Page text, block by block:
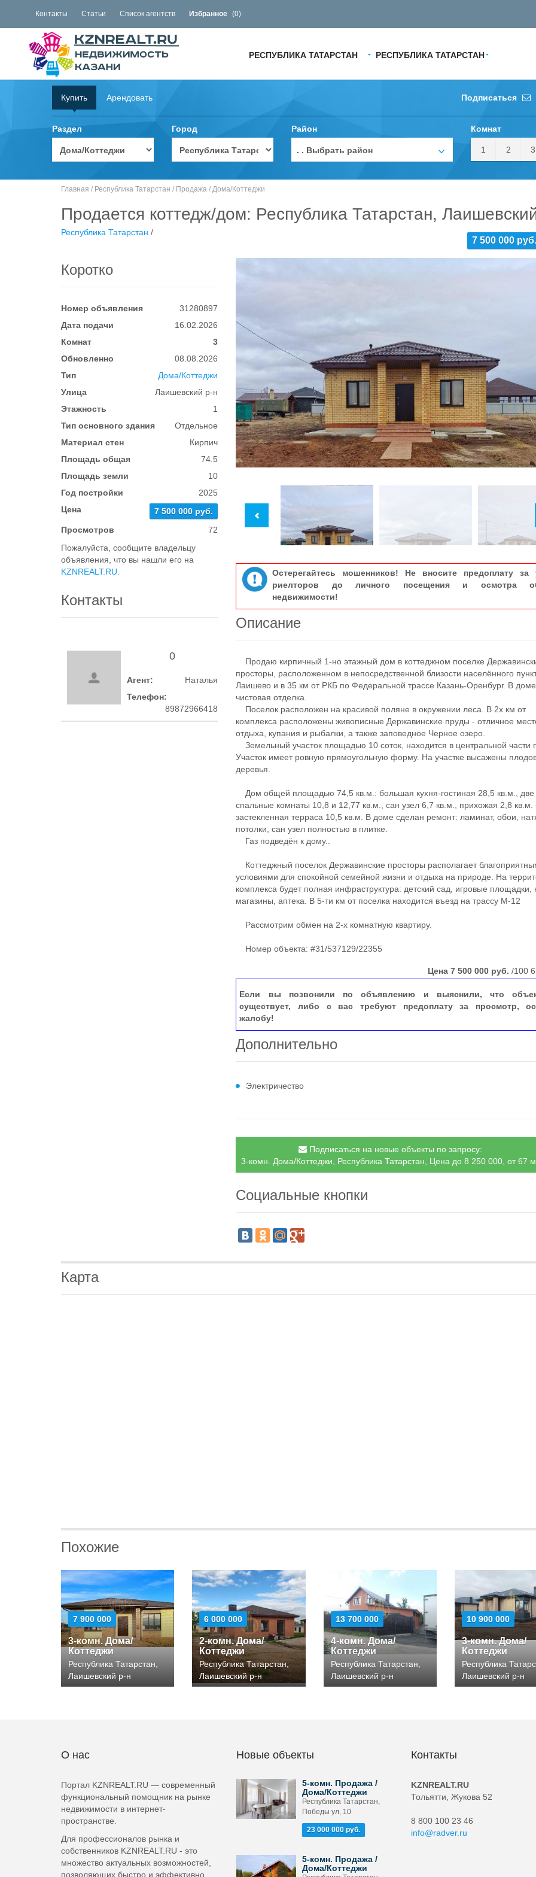
Контакты Статьи Список агентств Избранное (0)
РЕСПУБЛИКА ТАТАРСТАН РЕСПУБЛИКА ТАТАРСТАН
Купить Арендовать Подписаться
Раздел Город Район
. . Выбрать район
Комнат
1 2 3
Главная / Республика Татарстан / Продажа / Дома/Коттеджи
Продается коттедж/дом: Республика Татарстан,
7 500 000 руб.
Республика Татарстан /
Коротко
Номер объявления
31280897
Дата подачи
16.02.2026
Комнат
3
Обновленно
08.08.2026
Тип
Дома/Коттеджи
Улица
Лаишевский р-н
Этажность
1
Тип основного здания
Отдельное
Материал стен
Кирпич
Площадь общая
74.5
Площадь земли
10
Год постройки
2025
Цена
7 500 000 руб.
Просмотров
72
Пожалуйста, сообщите владельцу
объявления, что вы нашли его на
KZNREALT.RU
Контакты
0
Агент:
Наталья
Телефон:
89872966418
Остерегайтесь мошенников! Не вносите предоплату за
риелторов до личного посещения и осмотра
недвижимости!
Описание
Продаю кирпичный 1-но этажный дом в коттеджном поселке
просторы, расположенном в непосредственной близости населённого
Лаишево и в 35 км от РКБ по Федеральной трассе Казань-Оренбург. В доме
чистовая отделка.
Поселок расположен на красивой поляне в окружении леса. В 2х км от
комплекса расположены живописные Державинские пруды - отличное
отдыха, купания и рыбалки, а также заповедное Черное озеро.
Земельный участок площадью 10 соток, находится в центральной части
Участок имеет ровную прямоугольную форму. На участке высажены
деревья.
Дом общей площадью 74,5 кв.м.: большая кухня-гостиная 28,5 кв.м., две
спальные комнаты 10,8 и 12,77 кв.м., сан узел 6,7 кв.м., прихожая 2,8 кв.м.
застекленная терраса 10,5 кв.м. В доме сделан ремонт: ламинат, обои,
потолки, сан узел полностью в плитке.
​​​​​​​Газ подведён к дому..
Коттеджный поселок Державинские просторы располагает
условиями для спокойной семейной жизни и отдыха на природе. На
комплекса будет полная инфраструктура: детский сад, игровые площадки,
магазины, аптека. В 5-ти км от поселка находится въезд на трассу М-12
​​​​​​​Рассмотрим обмен на 2-х комнатную квартиру.
Номер объекта: #31/537129/22355
Цена7 500 000 руб. /100
Если вы позвонили по объявлению и выяснили, что
существует, либо с вас требуют предоплату за просмотр,
жалобу!
Дополнительно
Электричество
Подписаться на новые объекты по запросу:
3-комн. Дома/Коттеджи, Республика Татарстан, Цена до 8 250 000, от 67 м
Социальные кнопки
Карта
Похожие
7 900 000
3-комн. Дома/
Коттеджи
Республика Татарстан,
Лаишевский р-н
6 000 000
2-комн. Дома/
Коттеджи
Республика Татарстан,
Лаишевский р-н
13 700 000
4-комн. Дома/
Коттеджи
Республика Татарстан,
Лаишевский р-н
10 900 000
3-комн. Дома/
Коттеджи
Республика
Лаишевский р-н
О нас
Портал KZNREALT.RU — современный
функциональный помощник на рынке
недвижимости в интернет-
пространстве.
Для профессионалов рынка и
собственников KZNREALT.RU - это
множество актуальных возможностей,
позволяющих быстро и эффективно
Новые объекты
5-комн. Продажа /
Дома/Коттеджи
Республика Татарстан,
Победы ул, 10
23 000 000 руб.
5-комн. Продажа /
Дома/Коттеджи
Контакты
KZNREALT.RU
Тольятти, Жукова 52
8 800 100 23 46
info@radver.ru